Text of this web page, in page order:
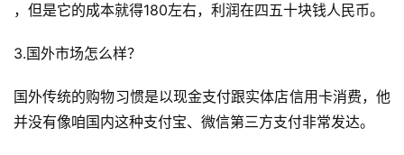
，但是它的成本就得180左右，利润在四五十块钱人民币。
3.国外市场怎么样？
国外传统的购物习惯是以现金支付跟实体店信用卡消费，他
并没有像咱国内这种支付宝、微信第三方支付非常发达。